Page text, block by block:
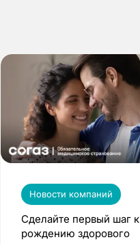
Новости компаний
Сделайте первый шаг к
рождению здорового